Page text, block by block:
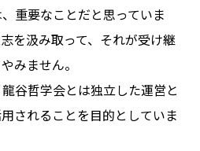
重要なことだと思っていま
を汲み取って、それが受け継
みません。
谷哲学会とは独立した運営と
されることを目的としていま